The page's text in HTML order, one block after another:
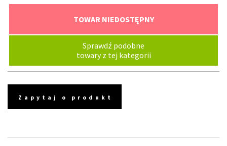
TOWAR NIEDOSTĘPNY
Sprawdź podobne
towary z tej kategorii
Zapytaj o produkt